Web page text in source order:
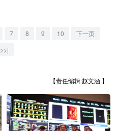
西藏
青海 宁夏
7 8 9 10
下一页
>>|
【责任编辑:赵文涵 】